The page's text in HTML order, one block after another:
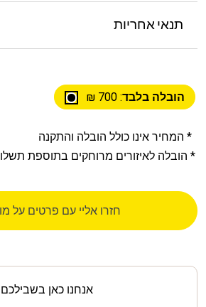
תנאי אחריות
הובלה בלבד: 700 ₪
* המחיר אינו כולל הובלה והתקנה
* הובלה לאיזורים מרוחקים בתוספת
חזרו אליי עם פרטים על
אנחנו כאן בשבילכם